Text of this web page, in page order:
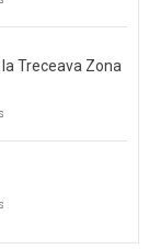
gobernador
estado,
Navarro
Treceava Zona
en
Voluntario
estado
en